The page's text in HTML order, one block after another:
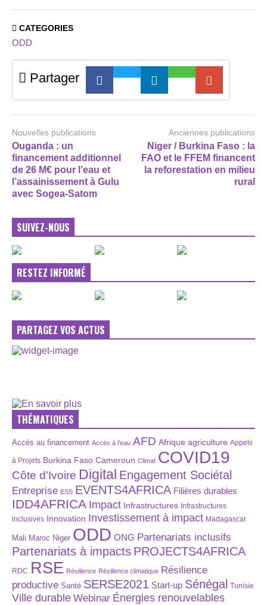
CATEGORIES
ODD
Partager
Nouvelles publications
Ouganda : un
financement additionnel
de 26 M€ pour l’eau et
l’assainissement à Gulu
avec Sogea-Satom
Anciennes publications
Niger / Burkina Faso : la
FAO et le FFEM financent
la reforestation en milieu
rural
SUIVEZ-NOUS
RESTEZ INFORMÉ
PARTAGEZ VOS ACTUS
THÉMATIQUES
Accès au financement Accès à l’eau AFD Afrique agriculture Appels
à Projets Burkina Faso Cameroun Climat COVID19
Côte d'Ivoire Digital Engagement Sociétal
Entreprise ESS EVENTS4AFRICA Filières durables
IDD4AFRICA Impact Infrastructures Infrastructures
inclusives Innovation Investissement à impact Madagascar
Mali Maroc Niger ODD ONG Partenariats inclusifs
Partenariats à impacts PROJECTS4AFRICA
RDC RSE Résilience Résilience climatique Résilience
productive Santé SERSE2021 Start-up Sénégal Tunisie
Ville durable Webinar Énergies renouvelables